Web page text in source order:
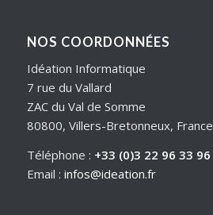
NOS COORDONNÉES
Idéation Informatique
7 rue du Vallard
ZAC du Val de Somme
80800, Villers-Bretonneux, France
Téléphone : +33 (0)3 22 96 33 96
Email : infos@ideation.fr